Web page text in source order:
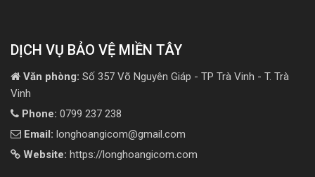
DỊCH VỤ BẢO VỆ MIỀN TÂY
Văn phòng: Số 357 Võ Nguyên Giáp - TP Trà Vinh - T. Trà
Vinh
Phone: 0799 237 238
Email: longhoangicom@gmail.com
Website: https://longhoangicom.com